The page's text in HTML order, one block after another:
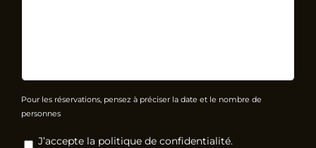
Pour les réservations, pensez à préciser la date et le nombre de
personnes
RGPD *
J’accepte la politique de confidentialité.